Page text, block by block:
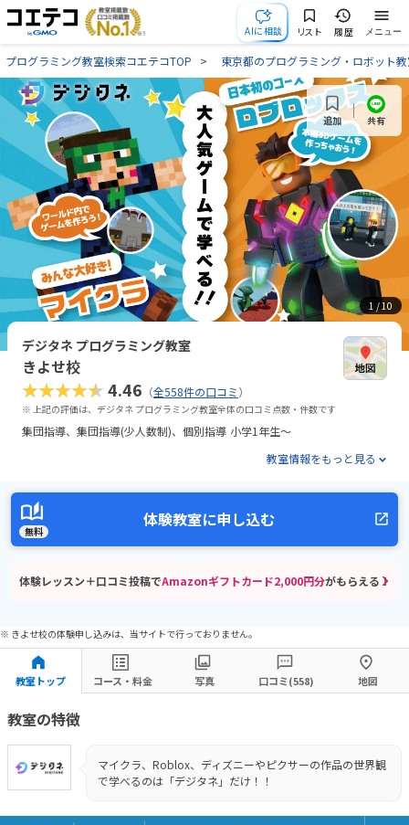
AIに相談 リスト 履歴 メニュー
プログラミング教室検索コエテコTOP 東京都のプログラミング・ロボット
1 / 10
追加 共有
デジタネ プログラミング教室
きよせ校
★★★★★4.46 （全558件の口コミ）
※ 上記の評価は、デジタネ プログラミング教室全体の口コミ点数・件数です
集団指導 集団指導(少人数制) 個別指導 小学1年生～
教室情報をもっと見る
無料
体験教室に申し込む
体験レッスン＋口コミ投稿でAmazonギフトカード2,000円分がもらえる！
※ きよせ校の体験申し込みは、当サイトで行っておりません。
教室トップ コース・料金 写真 口コミ(558) 地図
教室の特徴
マイクラ、Roblox、ディズニーやピクサーの作品の世界観
で学べるのは「デジタネ」だけ！！